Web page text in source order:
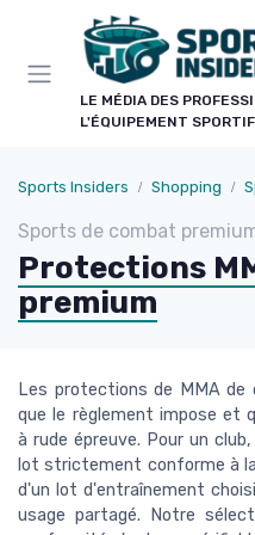
LE MÉDIA DES
L'ÉQUIPEMENT SPORTIF
Sports Insiders Shopping
Sports de combat
Protections
premium
Les protections de MMA
que le règlement impose et
à rude épreuve. Pour un
lot strictement conforme à
d'un lot d'entraînement
usage partagé. Notre
Panneau de gestion des